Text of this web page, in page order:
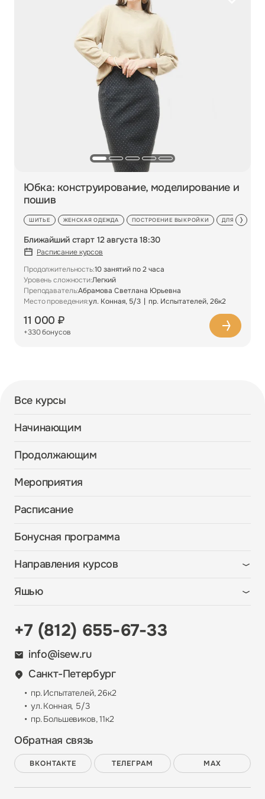
Юбка: конструирование, моделирование и
пошив
ШИТЬЕ ЖЕНСКАЯ ОДЕЖДА ПОСТРОЕНИЕ ВЫКРОЙКИ ДЛЯ
Продолжительность:10 занятий по 2 часа
Уровень сложности:Легкий
Преподаватель:Абрамова Светлана Юрьевна
Место проведения:ул. Конная, 5/3 пр. Испытателей, 26к2
11 000 ₽
+330 бонусов
Ближайший старт 12 августа 18:30
Расписание курсов
Все курсы
Начинающим
Продолжающим
Мероприятия
Расписание
Бонусная программа
Направления курсов
Лоскутное шитье
Свободно-ходовая стежка
Обучение по работе с техникой
Яшью
Преподаватели
Отзывы
Вопрос-ответ
Контакты
+7 (812) 655-67-33
info@isew.ru
Санкт-Петербург
пр. Испытателей, 26к2
ул. Конная, 5/3
пр. Большевиков, 11к2
Обратная связь
ВКОНТАКТЕ ТЕЛЕГРАМ MAX